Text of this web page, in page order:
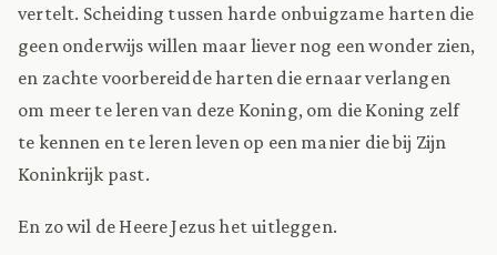
vertelt. Scheiding tussen harde onbuigzame harten die
geen onderwijs willen maar liever nog een wonder zien,
en zachte voorbereidde harten die ernaar verlangen
om meer te leren van deze Koning, om die Koning zelf
te kennen en te leren leven op een manier die bij Zijn
Koninkrijk past.
En zo wil de Heere Jezus het uitleggen.